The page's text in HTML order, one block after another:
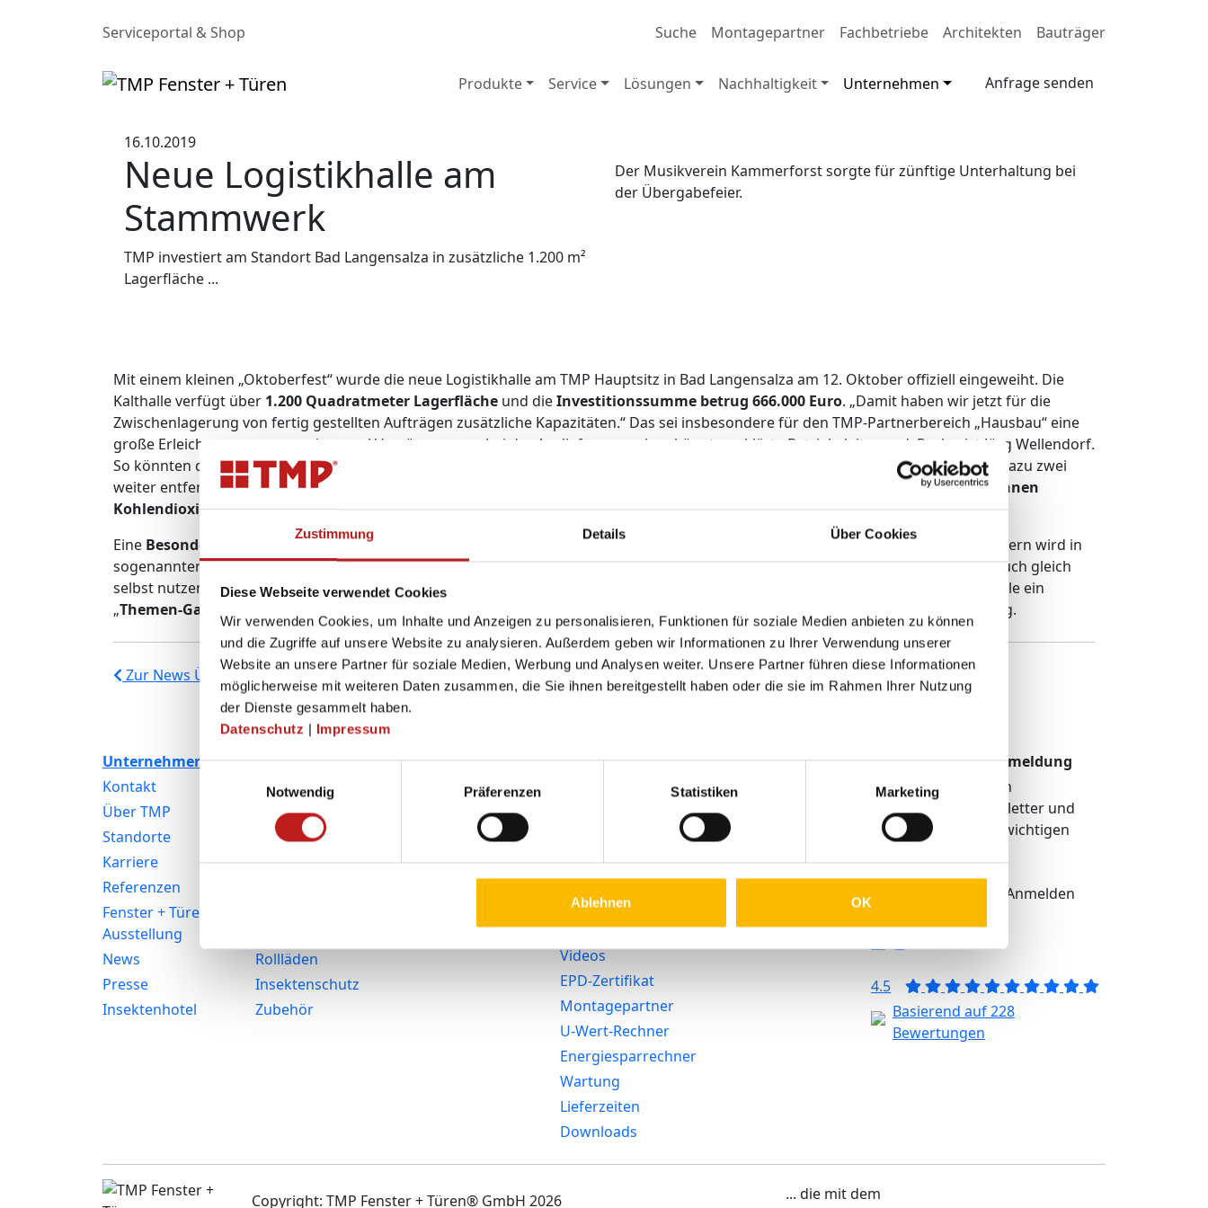
Zustimmung Details Über Cookies
Diese Webseite verwendet Cookies
Wir verwenden Cookies, um Inhalte und Anzeigen zu personalisieren, Funktionen für soziale Medien anbieten zu können
und die Zugriffe auf unsere Website zu analysieren. Außerdem geben wir Informationen zu Ihrer Verwendung unserer
Website an unsere Partner für soziale Medien, Werbung und Analysen weiter. Unsere Partner führen diese Informationen
möglicherweise mit weiteren Daten zusammen, die Sie ihnen bereitgestellt haben oder die sie im Rahmen Ihrer Nutzung
der Dienste gesammelt haben.
Datenschutz | Impressum
Einwilligungsauswahl
Notwendig
Präferenzen Statistiken Marketing
Ablehnen OK
Serviceportal & Shop Suche Montagepartner Fachbetriebe Architekten Bauträger
Produkte Service Lösungen Nachhaltigkeit Unternehmen Anfrage senden
16.10.2019
Neue Logistikhalle am
Stammwerk
TMP investiert am Standort Bad Langensalza in zusätzliche 1.200 m²
Lagerfläche ...
Der Musikverein Kammerforst sorgte für zünftige Unterhaltung bei
der Übergabefeier.
Mit einem kleinen „Oktoberfest“ wurde die neue Logistikhalle am TMP Hauptsitz in Bad Langensalza am 12. Oktober offiziell eingeweiht. Die
Kalthalle verfügt über 1.200 Quadratmeter Lagerfläche und dieInvestitionssumme betrug 666.000 Euro. „Damit haben wir jetzt für die
Zwischenlagerung von fertig gestellten Aufträgen zusätzliche Kapazitäten.“ Das sei insbesondere für den TMP-Partnerbereich „Hausbau“ eine
große Erleichterung, wo es schon mal Verzögerungen bei der Auslieferung geben könnte, erklärte Betriebsleiter und Prokurist Jörg Wellendorf.
So könnten dort die Bauelemente geschützt vor Wind, Wetter und Sonne so lange stehen, bis sie benötigt würden. Bisher wurden dazu zwei
weiter entfernte Außenlager genutzt.
Durch diese Verlagerung können jetzt pro Jahr 200 Stunden Arbeitszeit und etwa drei Tonnen
Kohlendioxid eingespart werden.
Eine Besonderheit bei der Halle sei ein eigenes Entwässerungssystem. Das Regenwasser läuft hier nicht in die Kanalisation, sondern wird in
sogenannten „geschlossenen Rigolen“ mit einem Fassungsvermögen von 65.000 Litern gesammelt. „Das Wasser wollen wir dann auch gleich
selbst nutzen“, sagte TMP-Geschäftsführer Bernhard Helbing in seiner Ansprache an die Gäste. So soll auf dem Gelände vor der Halle ein
„Themen-Garten“ angelegt werden. „Wir werden dort uralte Apfelsorten anpflanzen und mit dem Regenwasser gießen“, so Helbing.
Zur News Übersicht
Unternehmen
Kontakt
Über TMP
Standorte
Karriere
Referenzen
Fenster + Türen
Ausstellung
News
Presse
Insektenhotel
Produkte
Fenster
Kunststofffenster
Aluminiumfenster
Haustüren
Rollläden
Insektenschutz
Zubehör
Lösungen
Barrierefreiheit
SmartHome
Heizglasfenster
Nachhaltigkeit
Service
Zubehör-Shop
Serviceportal
Beratungstermin
buchen
Videos
EPD-Zertifikat
Montagepartner
U-Wert-Rechner
Energiesparrechner
Wartung
Lieferzeiten
Downloads
Rechtliches
Impressum
Widerruf
AGB
Arbeitsunfähigkeit
Digitale
Datenschutz
TMP Newsletter Anmeldung
Erhalten Sie unseren
regelmäßigen Newsletter und
bekommen Sie alle wichtigen
Anmelden
4.5
Basierend auf 228
Bewertungen
Copyright: TMP Fenster + Türen® GmbH 2026
... die mit dem